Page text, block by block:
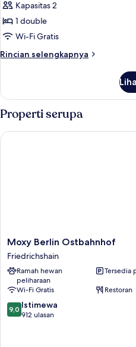
untuk
nhow
Gaming
room
Kapasitas 2
1 double
Wi-Fi Gratis
Rincian selengkapnya
Rincian
nhow
room
Properti serupa
Moxy
Berlin
Ostbahnhof
Friedrichshain
Moxy Berlin Ostbahnhof
Friedrichshain
Ramah hewan
peliharaan
Tersedia
Wi-Fi Gratis
Restoran
9.0
dari
9,0 Istimewa
912 ulasan
Moxy Berlin Ostbahnhof